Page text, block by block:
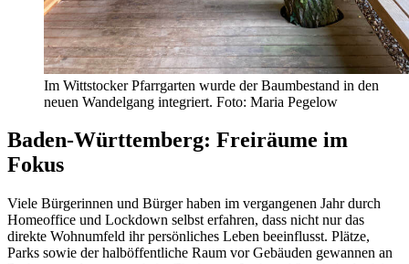
Im Wittstocker Pfarrgarten wurde der Baumbestand in den
neuen Wandelgang integriert. Foto: Maria Pegelow
Baden-Württemberg: Freiräume im
Fokus
Viele Bürgerinnen und Bürger haben im vergangenen Jahr durch
Homeoffice und Lockdown selbst erfahren, dass nicht nur das
direkte Wohnumfeld ihr persönliches Leben beeinflusst. Plätze,
Parks sowie der halböffentliche Raum vor Gebäuden gewannen an